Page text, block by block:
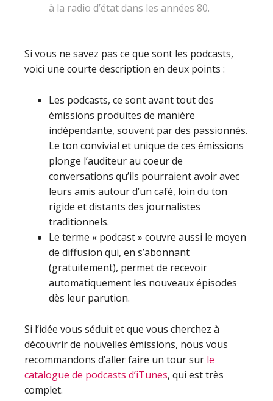
à la radio d’état dans les années 80.
Si vous ne savez pas ce que sont les podcasts,
voici une courte description en deux points :
Les podcasts, ce sont avant tout des
émissions produites de manière
indépendante, souvent par des passionnés.
Le ton convivial et unique de ces émissions
plonge l’auditeur au coeur de
conversations qu’ils pourraient avoir avec
leurs amis autour d’un café, loin du ton
rigide et distants des journalistes
traditionnels.
Le terme « podcast » couvre aussi le moyen
de diffusion qui, en s’abonnant
(gratuitement), permet de recevoir
automatiquement les nouveaux épisodes
dès leur parution.
Si l’idée vous séduit et que vous cherchez à
découvrir de nouvelles émissions, nous vous
recommandons d’aller faire un tour sur le
catalogue de podcasts d’iTunes, qui est très
complet.